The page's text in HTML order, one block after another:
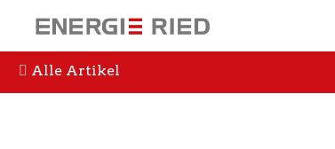
Alle Artikel